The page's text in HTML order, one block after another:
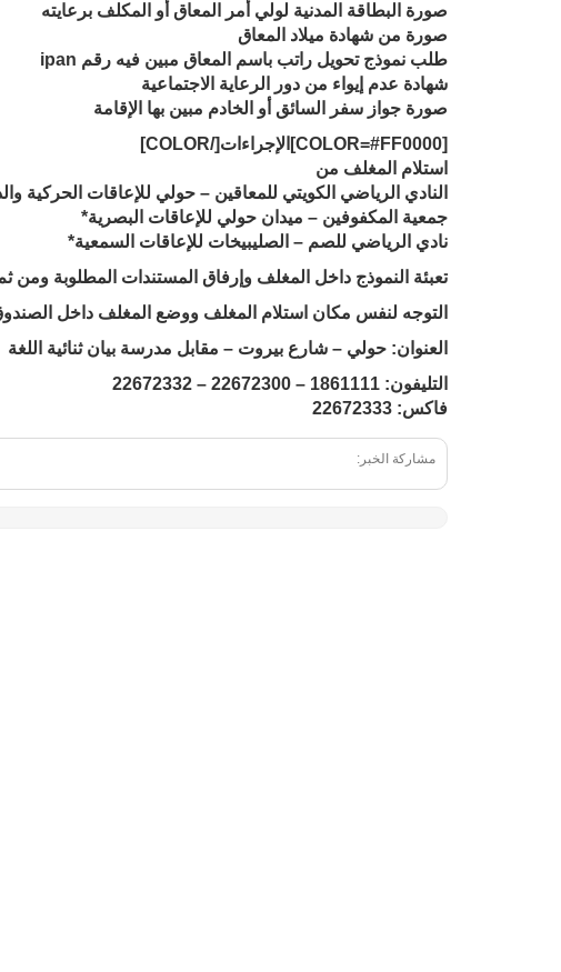
صورة البطاقة المدنية لولي أمر المعاق أو المكلف برعايته
صورة من شهادة ميلاد المعاق
طلب نموذج تحويل راتب باسم المعاق مبين فيه رقم ipan
شهادة عدم إيواء من دور الرعاية الاجتماعية
صورة جواز سفر السائق أو الخادم مبين بها الإقامة
[COLOR=#FF0000]الإجراءات[/COLOR]
استلام المغلف من
النادي الرياضي الكويتي للمعاقين – حولي للإعاقات الحركية
جمعية المكفوفين – ميدان حولي للإعاقات البصرية*
نادي الرياضي للصم – الصليبيخات للإعاقات السمعية*
تعبئة النموذج داخل المغلف وإرفاق المستندات المطلوبة ومن
التوجه لنفس مكان استلام المغلف ووضع المغلف داخل
العنوان: حولي – شارع بيروت – مقابل مدرسة بيان ثنائية اللغة
التليفون: 1861111 – 22672300 – 22672332
فاكس: 22672333
مشاركة الخبر: